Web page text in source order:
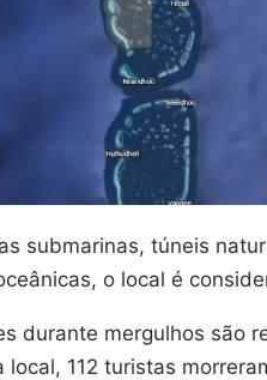
submarinas, túneis
o local é
durante mergulhos são
local, 112 turistas